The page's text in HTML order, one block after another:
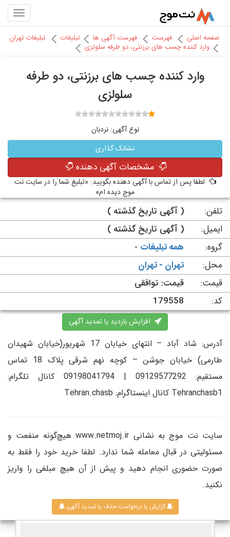
صفحه اصلی فهرست فهرست آگهی ها تبلیغات
تبلیغات تهران
وارد کننده چسب های برزنتی، دو طرفه سلولزی
وارد کننده چسب های برزنتی، دو طرفه
سلولزی
نوع آگهی: نردبان
نشانک گذاری
مشخصات آگهی دهنده
لطفا پس از تماس با آگهی دهنده بگویید: «تبلیغ شما را در سایت نت
موج دیده ام»
تلفن:
( آگهی تاریخ گذشته )
ایمیل:
( آگهی تاریخ گذشته )
گروه:
همه تبلیغات -
محل:
تهران - تهران
قیمت:
قیمت: توافقی
کد:
179558
افزایش بازدید یا تمدید آگهی
آدرس: شاد آباد – انتهای خیابان 17 شهریور(خیابان شهیدان
طارمی) خیابان جوشن – کوچه نهم شرقی پلاک 18 تماس
مستقیم: 09129577292 | 09198041794 کانال تلگرام:
Tehranchasb1 کانال اینستاگرام: Tehran.chasb
سایت نت موج به نشانی www.netmoj.ir هیچ‌گونه منفعت و
مسئولیتی در قبال معامله شما ندارد. لطفا خرید خود را فقط به
صورت حضوری انجام دهید و پیش از آن هیچ مبلغی را واریز
نکنید.
گزارش یا درخواست حذف یا تمدید آگهی